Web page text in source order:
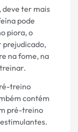
deve ter mais
pode
piora, o
prejudicado,
na fome, na
treino
contém
pré-treino